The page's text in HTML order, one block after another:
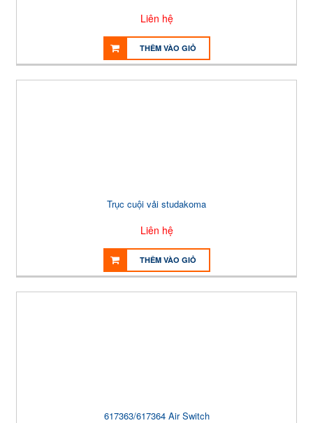
Liên hệ
THÊM VÀO GIỎ
Trục cuội vải studakoma
Liên hệ
THÊM VÀO GIỎ
617363/617364 Air Switch